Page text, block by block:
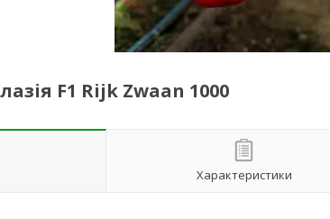
F1 Rijk Zwaan 1000
Характеристики